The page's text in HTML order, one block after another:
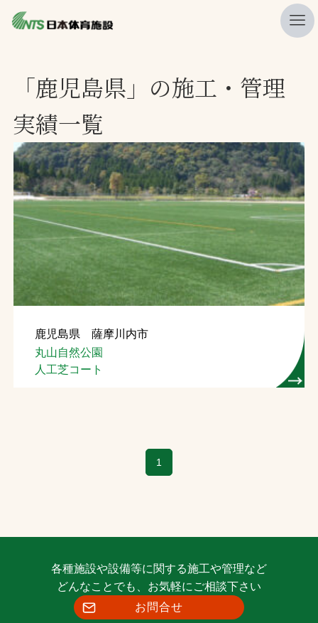
ニュース
プレスリリース
レポート
製品・サービス一覧
施工・管理実績一覧
会社概要
採用情報
検索
お問合せ
お取引先の皆様へ
「鹿児島県」の施工・管理
実績一覧
鹿児島県 薩摩川内市
丸山自然公園
人工芝コート
1
各種施設や設備等に関する施工や管理など
どんなことでも、お気軽にご相談下さい
お問合せ